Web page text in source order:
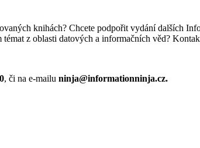
knihách? Chcete podpořit vydání dalších
z oblasti datových a informačních věd?
, či na e-mailu ninja@informationninja.cz.